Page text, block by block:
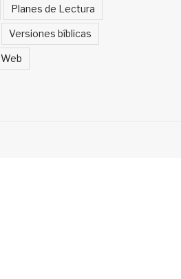
Planes de Lectura
Versiones bíblicas
Web